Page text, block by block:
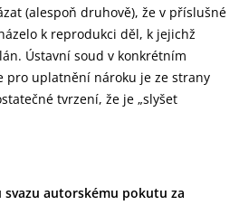
(alespoň druhově), že v příslušné
k reprodukci děl, k jejichž
Ústavní soud v konkrétním
pro uplatnění nároku je ze strany
tvrzení, že je „slyšet
svazu autorskému pokutu za